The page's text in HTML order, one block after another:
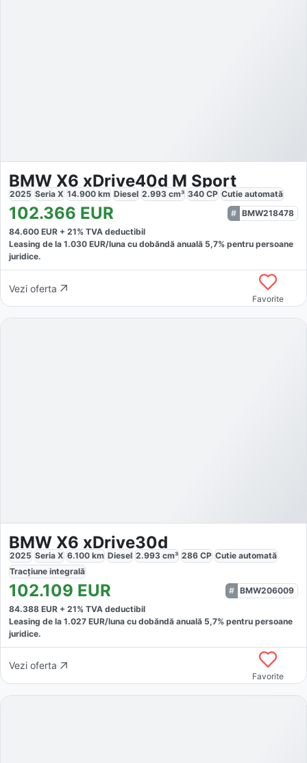
BMW X6 xDrive40d M Sport
2025 Seria X 14.900 km Diesel 2.993 cm³ 340 CP Cutie automată
102.366 EUR
BMW218478
84.600 EUR + 21% TVA deductibil
Leasing de la 1.030 EUR/luna cu dobăndă anuală 5,7% pentru persoane
juridice.
Vezi oferta
Favorite
BMW X6 xDrive30d
2025 Seria X 6.100 km Diesel 2.993 cm³ 286 CP Cutie automată
Tracțiune integrală
102.109 EUR
BMW206009
84.388 EUR + 21% TVA deductibil
Leasing de la 1.027 EUR/luna cu dobăndă anuală 5,7% pentru persoane
juridice.
Vezi oferta
Favorite